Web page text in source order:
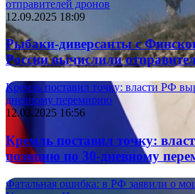
отправителей дронов
12.09.2025 18:09
Рыбаки-диверсанты с
России вычислили
Кремль поставил точку: власти РФ
дневному перемирию
12.03.2025 16:56
Кремль поставил точку:
позицию по 30-дневному
Фатальная ошибка: в РФ заявили о